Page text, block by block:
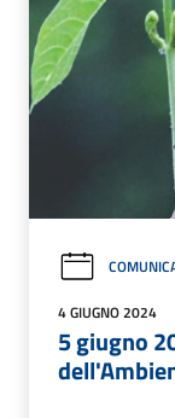
4 GIUGNO 2024
5 giugno